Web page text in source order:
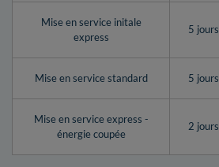
Mise en service initale
express
5
Mise en service standard 5
Mise en service express -
énergie coupée
2